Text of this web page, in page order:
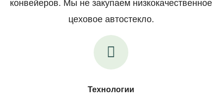
конвейеров. Мы не закупаем низкокачественное
цеховое автостекло.
Технологии